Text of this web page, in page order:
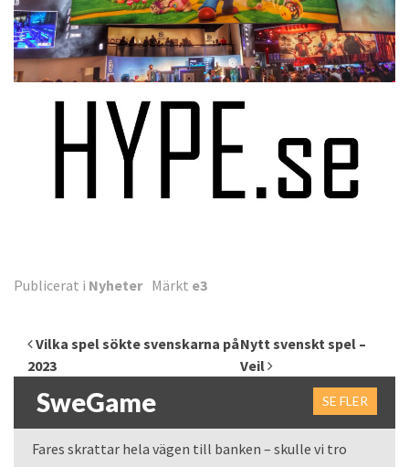
Publicerat i Nyheter Märkt e3
Inläggsnavigering
Vilka spel sökte svenskarna på
2023
Nytt svenskt spel –
Veil
SweGame SE FLER
Fares skrattar hela vägen till banken – skulle vi tro